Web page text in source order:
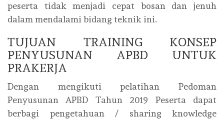
peserta tidak menjadi cepat bosan dan jenuh
dalam mendalami bidang teknik ini.
TUJUAN TRAINING KONSEP
PENYUSUNAN APBD UNTUK
PRAKERJA
Dengan mengikuti pelatihan Pedoman
Penyusunan APBD Tahun 2019 Peserta dapat
berbagi pengetahuan / sharing knowledge